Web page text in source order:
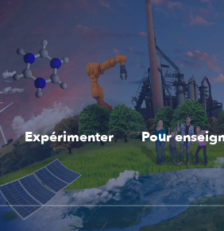
Expérimenter Pour